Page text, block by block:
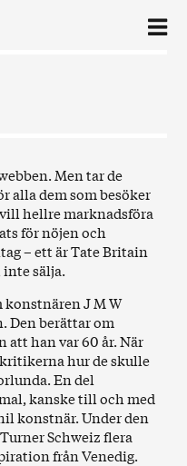
Men tar de
alla dem som besöker
hellre marknadsföra
för nöjen och
– ett är Tate Britain
sälja.
J M W
Den berättar om
att han var 60 år. När
hur de skulle
En del
kanske till och med
konstnär. Under den
Schweiz flera
från Venedig.
2